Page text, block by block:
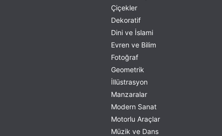
Çiçekler
Dekoratif
Dini ve İslami
Evren ve Bilim
Fotoğraf
Geometrik
İllüstrasyon
Manzaralar
Modern Sanat
Motorlu Araçlar
Müzik ve Dans